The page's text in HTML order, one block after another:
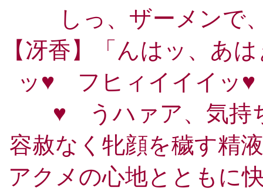
しっ、ザーメンで
【冴香】「んはッ、あ
ッ♥ フヒィイイイッ
♥ うハァア、気持
容赦なく牝顔を穢す精
アクメの心地とともに